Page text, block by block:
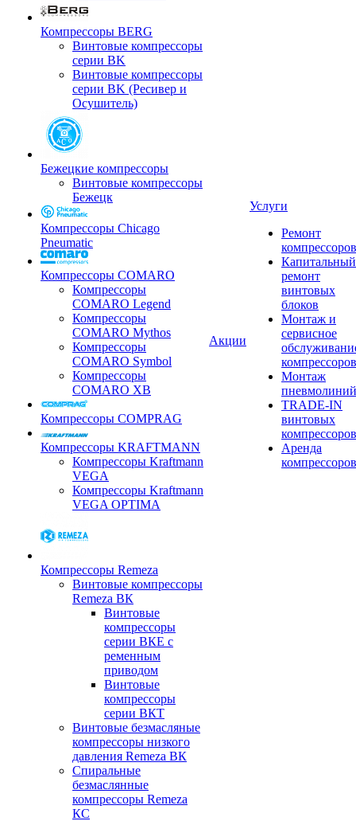
Компрессоры BERG
Винтовые компрессоры
серии BK
Винтовые компрессоры
серии BK (Ресивер и
Осушитель)
Бежецкие компрессоры
Винтовые компрессоры
Бежецк
Компрессоры Chicago
Pneumatic
Компрессоры COMARO
Компрессоры
COMARO Legend
Компрессоры
COMARO Mythos
Компрессоры
COMARO Symbol
Компрессоры
COMARO XB
Компрессоры COMPRAG
Компрессоры KRAFTMANN
Компрессоры Kraftmann
VEGA
Компрессоры Kraftmann
VEGA OPTIMA
Компрессоры Remeza
Винтовые компрессоры
Remeza ВК
Винтовые
компрессоры
серии ВКЕ с
ременным
приводом
Винтовые
компрессоры
серии ВКТ
Винтовые безмасляные
компрессоры низкого
давления Remeza ВК
Спиральные
безмаслянные
компрессоры Remeza
КС
Акции
Услуги
Ремонт
компрессоров
Капитальный
ремонт
винтовых
блоков
Монтаж и
сервисное
компрессоров
Монтаж
пневмолиний
TRADE-IN
винтовых
компрессоров
Аренда
компрессоров